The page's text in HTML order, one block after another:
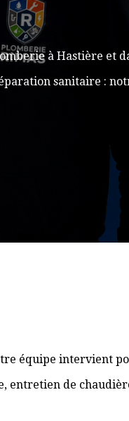
à Hastière et
sanitaire :
équipe intervient
entretien de